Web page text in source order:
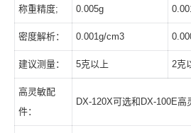
称重精度; 0.005g
密度解析： 0.001g/cm3
建议测量： 5克以上 2克
高灵敏配
件：
DX-120X可选和DX-100E高